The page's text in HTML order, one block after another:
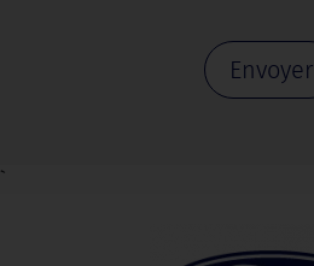
Envoyer
`